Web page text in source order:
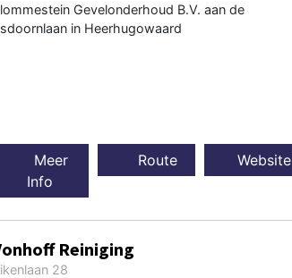
Gevelonderhoud B.V. aan de
in Heerhugowaard
Meer
Info
Route Website
Reiniging
28